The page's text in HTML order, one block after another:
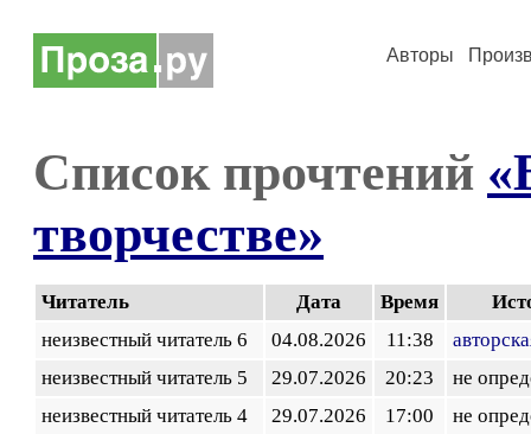
Авторы
Список прочтений
творчестве»
Читатель Дата Время
неизвестный читатель 6
04.08.2026 11:38
неизвестный читатель 5
29.07.2026 20:23
не
неизвестный читатель 4
29.07.2026 17:00
не